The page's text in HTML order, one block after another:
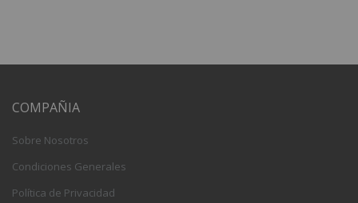
COMPAÑIA
Sobre Nosotros
Condiciones Generales
Política de Privacidad